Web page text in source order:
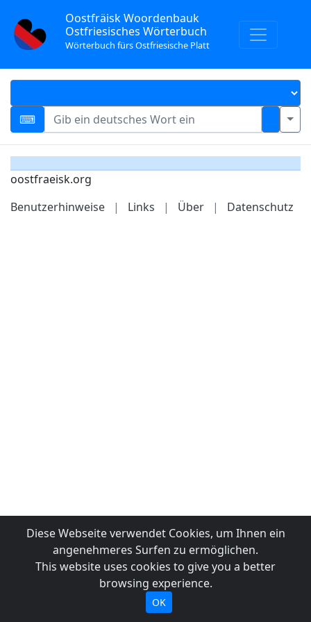
Oostfräisk Woordenbauk
Ostfriesisches Wörterbuch
Wörterbuch fürs Ostfriesische Platt
oostfraeisk.org
Benutzerhinweise
| Links | Über | Datenschutz
Diese Webseite verwendet Cookies, um Ihnen ein
angenehmeres Surfen zu ermöglichen.
This website uses cookies to give you a better
browsing experience.
OK